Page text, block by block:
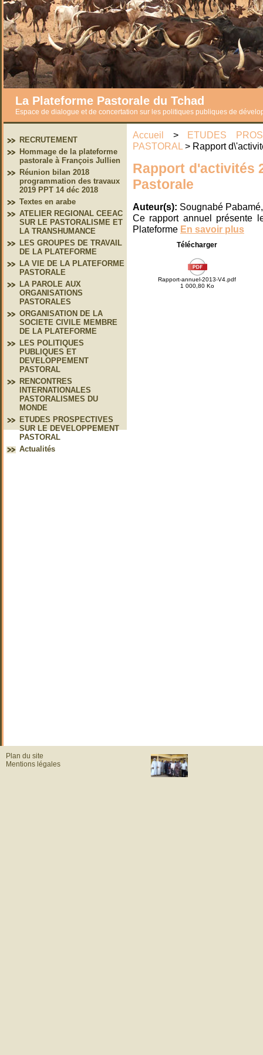
La Plateforme Pastorale du Tchad
Espace de dialogue et de concertation sur les politiques publiques de
RECRUTEMENT
Hommage de la plateforme
pastorale à François Jullien
Réunion bilan 2018
programmation des travaux
2019 PPT 14 déc 2018
Textes en arabe
ATELIER REGIONAL CEEAC
SUR LE PASTORALISME ET
LA TRANSHUMANCE
LES GROUPES DE TRAVAIL
DE LA PLATEFORME
LA VIE DE LA PLATEFORME
PASTORALE
LA PAROLE AUX
ORGANISATIONS
PASTORALES
ORGANISATION DE LA
SOCIETE CIVILE MEMBRE
DE LA PLATEFORME
LES POLITIQUES
PUBLIQUES ET
DEVELOPPEMENT
PASTORAL
RENCONTRES
INTERNATIONALES
PASTORALISMES DU
MONDE
ETUDES PROSPECTIVES
SUR LE DEVELOPPEMENT
PASTORAL
Actualités
Accueil > ETUDES
PASTORAL > Rapport
Rapport d'activités
Pastorale
Auteur(s): Sougnabé
Ce rapport annuel présente
Plateforme En savoir plus
Télécharger
Rapport-annuel-2013-V4.pdf
1 000,80 Ko
Plan du site
Mentions légales